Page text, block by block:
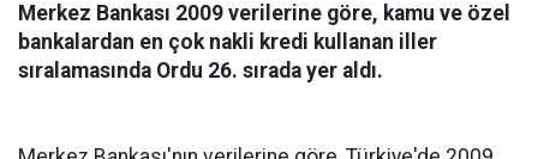
Merkez Bankası 2009 verilerine göre, kamu ve özel
bankalardan en çok nakli kredi kullanan iller
sıralamasında Ordu 26. sırada yer aldı.